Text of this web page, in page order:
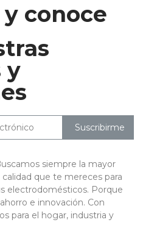
conoce
y
Suscribirme
siempre la mayor
que te mereces para
electrodomésticos. Porque
e innovación. Con
para el hogar, industria y